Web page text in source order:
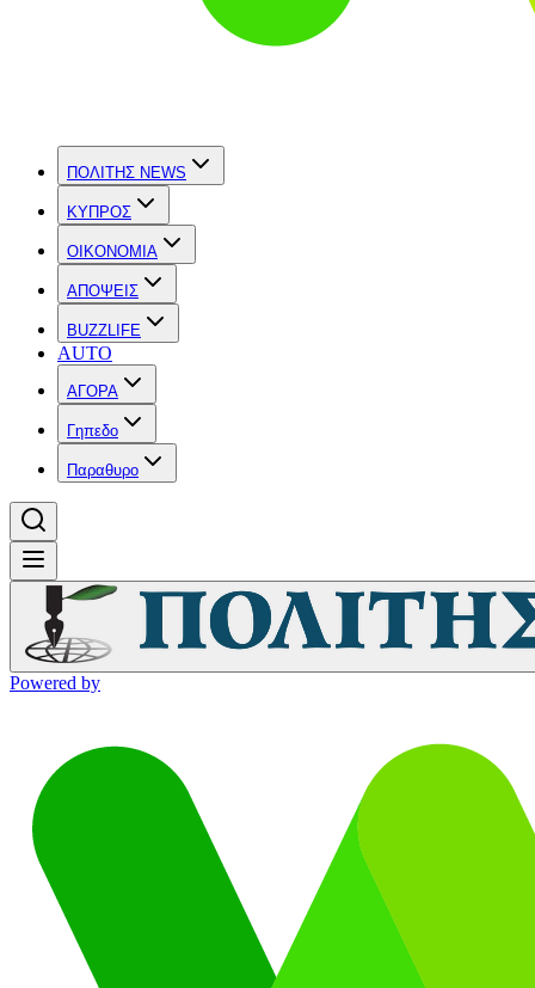
ΠΟΛΙΤΗΣ NEWS
ΚΥΠΡΟΣ
OIKONOMIA
ΑΠΟΨΕΙΣ
BUZZLIFE
AUTO
ΑΓΟΡΑ
Γηπεδο
Παραθυρο
Powered by